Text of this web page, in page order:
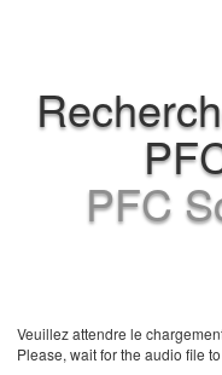
PFC
Veuillez attendre le
Please, wait for the audio file